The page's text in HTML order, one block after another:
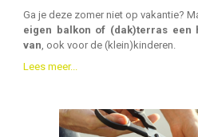
Ga je deze zomer niet op vakantie?
eigen balkon of (dak)terras een
van , ook voor de (klein)kinderen.
Lees meer...